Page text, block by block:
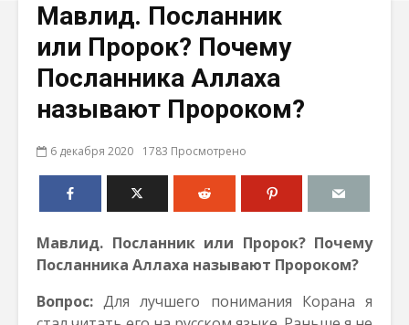
Мавлид. Посланник
или Пророк? Почему
Посланника Аллаха
называют Пророком?
6 декабря 2020 1783 Просмотрено
Мавлид. Посланник или Пророк? Почему
Посланника Аллаха называют Пророком?
Вопрос: Для лучшего понимания Корана я